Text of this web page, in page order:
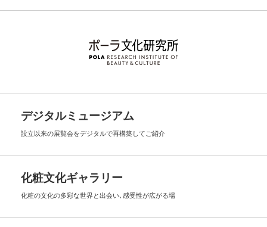
デジタルミュージアム
設立以来の展覧会をデジタルで再構築してご紹介
化粧文化ギャラリー
化粧の文化の多彩な世界と出会い､ 感受性が広がる場